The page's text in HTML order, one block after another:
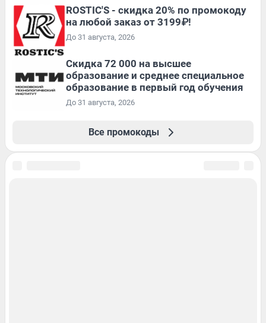
ROSTIC'S - скидка 20% по промокоду
на любой заказ от 3199₽!
До 31 августа, 2026
Скидка 72 000 на высшее
образование и среднее специальное
образование в первый год обучения
До 31 августа, 2026
Все промокоды